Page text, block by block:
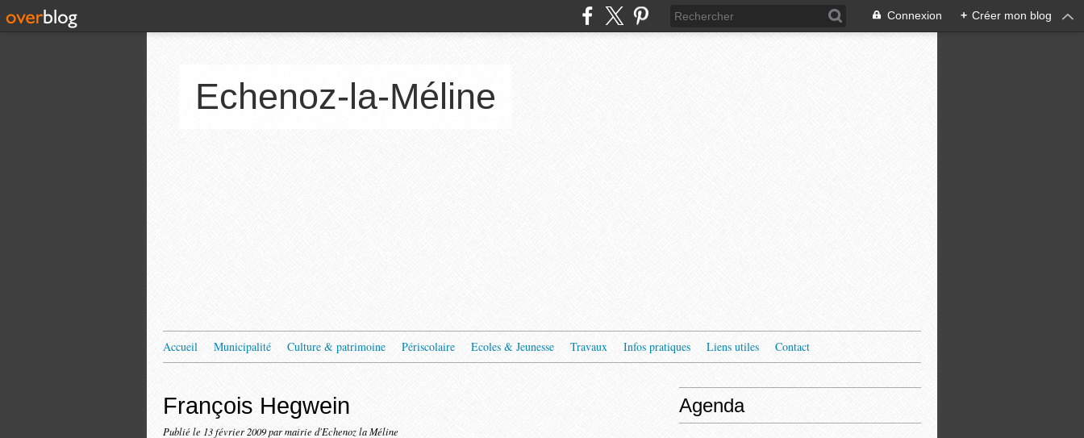
Connexion + Créer mon blog
Echenoz-la-Méline
Accueil Municipalité Culture & patrimoine Périscolaire Ecoles & Jeunesse Travaux Infos pratiques Liens utiles Contact
François Hegwein
Publié le 13 février 2009par mairie d'Echenoz la Méline
Agenda